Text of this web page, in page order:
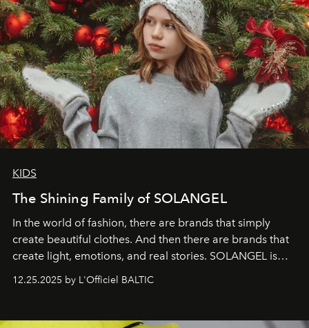
KIDS
The Shining Family of SOLANGEL
In the world of fashion, there are brands that simply
create beautiful clothes. And then there are brands that
create light, emotions, and real stories. SOLANGEL is
12.25.2025 by L'Officiel BALTIC